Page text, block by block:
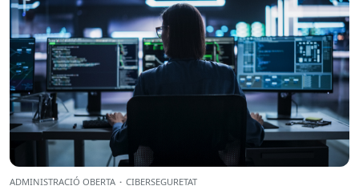
ADMINISTRACIÓ OBERTA · CIBERSEGURETAT